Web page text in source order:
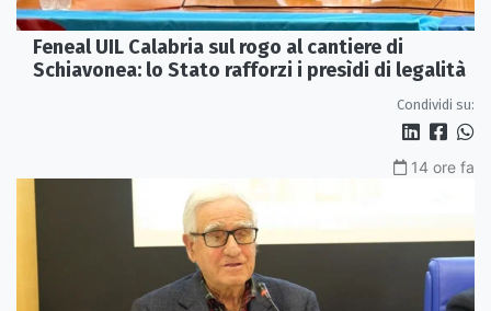
Feneal UIL Calabria sul rogo al cantiere di
Schiavonea: lo Stato rafforzi i presìdi di legalità
Condividi su:
14 ore fa